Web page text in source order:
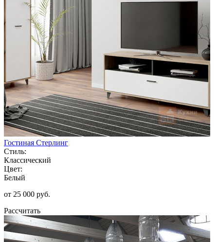
Гостиная Стерлинг
Стиль:
Классический
Цвет:
Белый
от 25 000 руб.
Рассчитать